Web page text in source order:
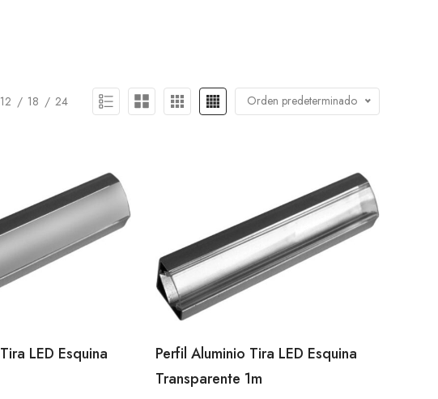
12 18 24 Orden predeterminado
LED Esquina
Perfil Aluminio Tira LED Esquina
Transparente 1m